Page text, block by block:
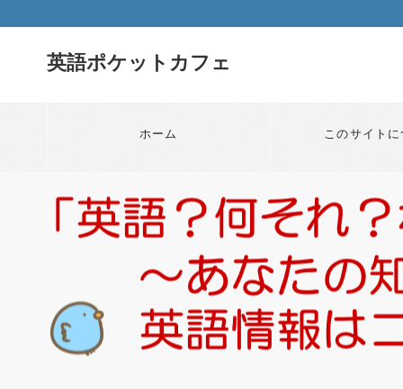
英語ポケットカフェ
ホーム このサイト